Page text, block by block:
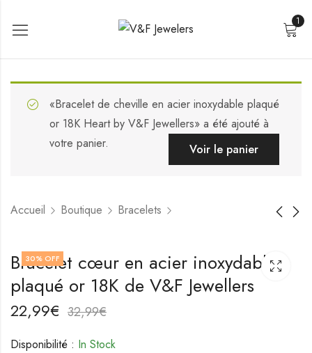
1
«Bracelet de cheville en acier inoxydable plaqué
or 18K Heart by V&F Jewellers» a été ajouté à
votre panier.
Voir le panier
Accueil Boutique Bracelets
Bracelet en acier
inoxydable plaqué or
18K Cœurs par V&F
Jewellers
18,99€ 28,99€
Bracelet en acier
inoxydable plaqué or
18K de V&F Jewellers
19,99€ 29,99
30% OFF
Bracelet cœur en acier inoxydable
plaqué or 18K de V&F Jewellers
22,99€ 32,99€
Disponibilité : In Stock